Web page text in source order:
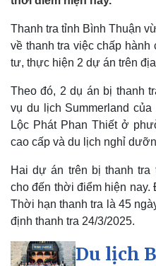
Tổ chức nhân sự
Nhận diện sự thật
Thanh tra tỉnh Bình Thuận
về thanh tra việc chấp hành
tư, thực hiện 2 dự án trên
Theo đó, 2 dụ án bị thanh
vụ du lịch Summerland
Lộc Phát Phan Thiết ở
cao cấp và du lịch nghỉ
Hai dự án trên bị thanh
cho đến thời điểm hiện
Thời hạn thanh tra là 45
định thanh tra 24/3/2025.
Du lịch